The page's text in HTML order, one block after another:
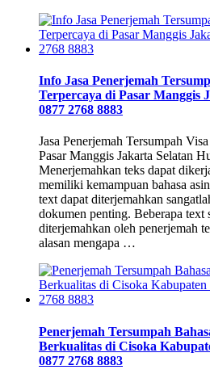
Info Jasa Penerjemah
Terpercaya di Pasar Manggis
0877 2768 8883
Jasa Penerjemah Tersumpah
Pasar Manggis Jakarta Selatan
Menerjemahkan teks dapat
memiliki kemampuan bahasa
text dapat diterjemahkan
dokumen penting. Beberapa text
diterjemahkan oleh penerjemah
alasan mengapa …
Penerjemah Tersumpah
Berkualitas di Cisoka
0877 2768 8883